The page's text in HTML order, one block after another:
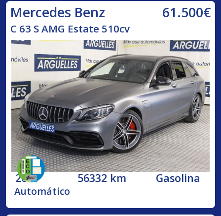
Mercedes Benz 61.500€
C 63 S AMG Estate 510cv
2019 56332 km Gasolina
Automático